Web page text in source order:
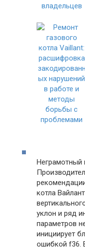
Неграмотный
котла
уклон и ряд
параметров
инициирует
ошибкой f36.